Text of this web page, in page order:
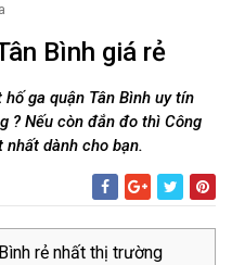
Bình giá rẻ
ga quận Tân Bình uy tín
? Nếu còn đắn đo thì Công
dành cho bạn.
rẻ nhất thị trường